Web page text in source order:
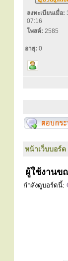
ลงทะเบียนเมื่อ:
07:16
โพสต์: 2585
อายุ: 0
หน้าเว็บบอร์ด
ผู้ใช้งานข
กำลังดูบอร์ดนี้: